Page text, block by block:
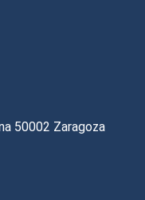
50002 Zaragoza